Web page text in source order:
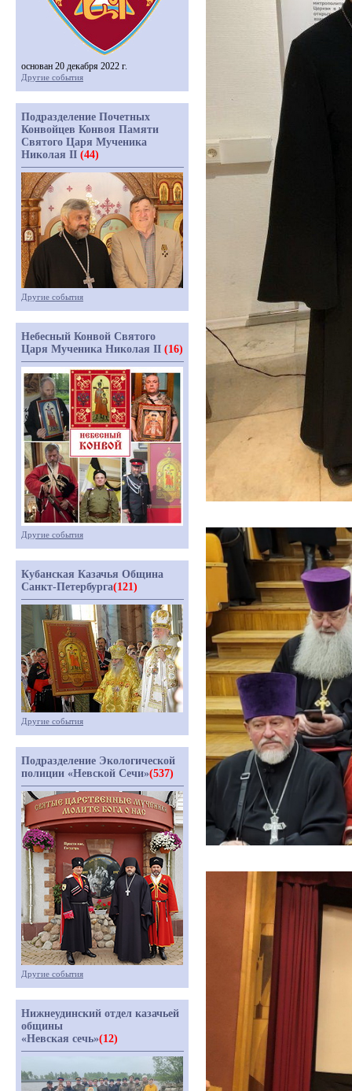
основан 20 декабря 2022 г.
Другие события
Подразделение Почетных
Конвойцев Конвоя Памяти
Святого Царя Мученика
Николая II (44)
Другие события
Небесный Конвой Святого
Царя Мученика Николая II (16)
Другие события
Кубанская Казачья Община
Санкт-Петербурга(121)
Другие события
Подразделение Экологической
полиции «Невской Сечи»(537)
Другие события
Нижнеудинский отдел казачьей
общины
«Невская сечь»(12)